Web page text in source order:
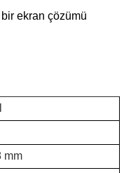
ekran çözümü
mm